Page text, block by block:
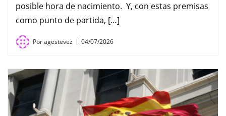
posible hora de nacimiento. Y, con estas premisas
como punto de partida, […]
Poragestevez 04/07/2026